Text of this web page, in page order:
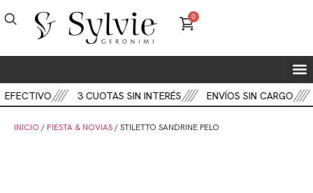
0
3 CUOTAS SIN INTERÉS ENVÍOS SIN CARGO
INICIO / FIESTA & NOVIAS/ STILETTO SANDRINE PELO